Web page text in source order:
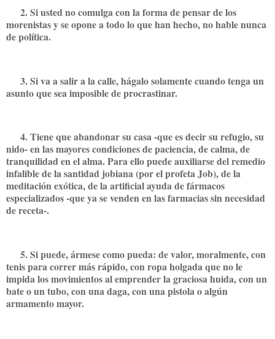
2. Si usted no comulga con la forma de pensar de los
morenistas y se opone a todo lo que han hecho, no hable nunca
de política.
3. Si va a salir a la calle, hágalo solamente cuando tenga un
asunto que sea imposible de procrastinar.
4. Tiene que abandonar su casa -que es decir su refugio, su
nido- en las mayores condiciones de paciencia, de calma, de
tranquilidad en el alma. Para ello puede auxiliarse del remedio
infalible de la santidad jobiana (por el profeta Job), de la
meditación exótica, de la artificial ayuda de fármacos
especializados -que ya se venden en las farmacias sin necesidad
de receta-.
5. Si puede, ármese como pueda: de valor, moralmente, con
tenis para correr más rápido, con ropa holgada que no le
impida los movimientos al emprender la graciosa huida, con un
bate o un tubo, con una daga, con una pistola o algún
armamento mayor.